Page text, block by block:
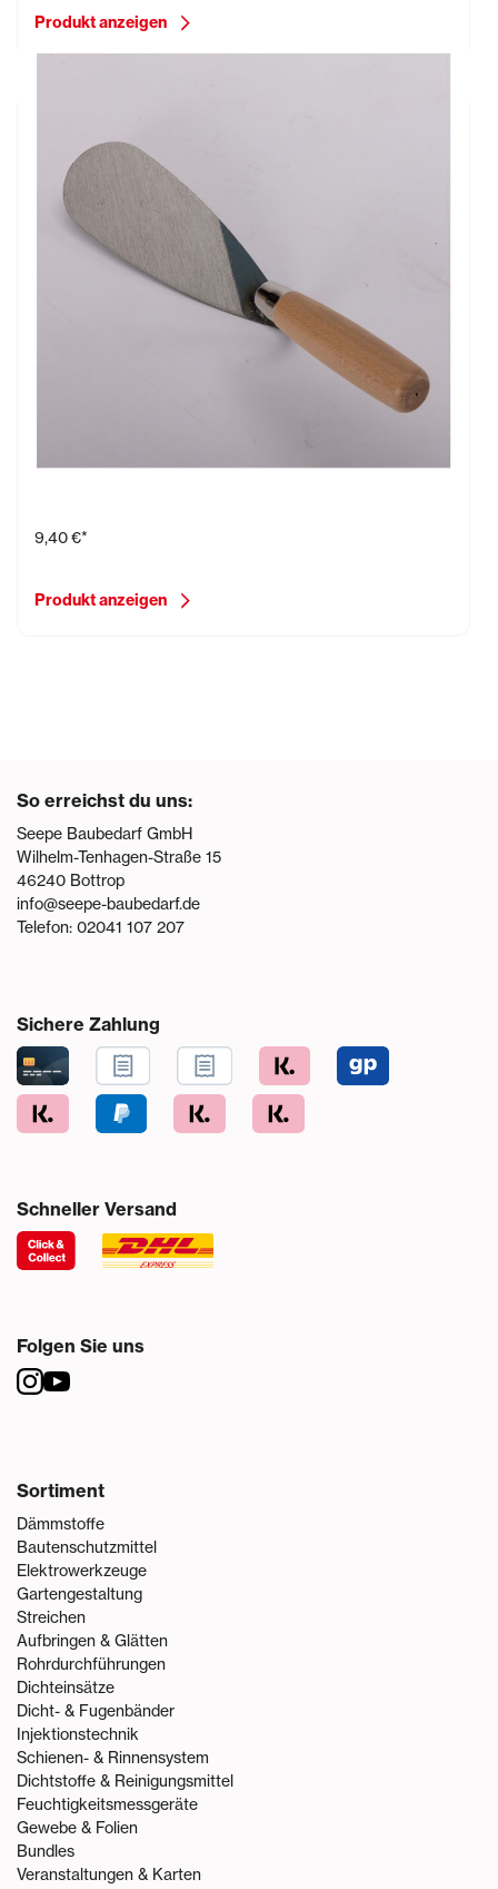
Produkt anzeigen
Zungenkelle, 170 mm
9,40 €*
Produkt anzeigen
So erreichst du uns:
Seepe Baubedarf GmbH
Wilhelm-Tenhagen-Straße 15
46240 Bottrop
info@seepe-baubedarf.de
Telefon: 02041 107 207
Sichere Zahlung
Schneller Versand
Folgen Sie uns
Sortiment
Dämmstoffe
Bautenschutzmittel
Elektrowerkzeuge
Gartengestaltung
Streichen
Aufbringen & Glätten
Rohrdurchführungen
Dichteinsätze
Dicht- & Fugenbänder
Injektionstechnik
Schienen- & Rinnensystem
Dichtstoffe & Reinigungsmittel
Feuchtigkeitsmessgeräte
Gewebe & Folien
Bundles
Veranstaltungen & Karten